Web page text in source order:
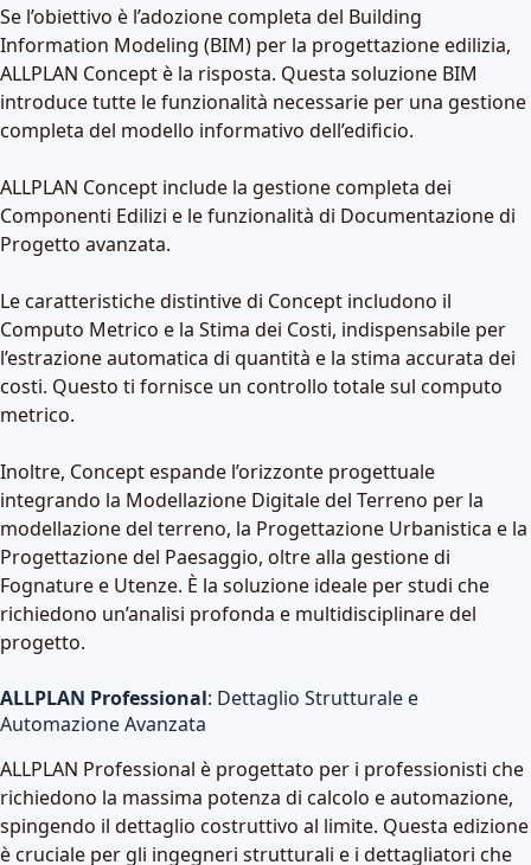
Se l’obiettivo è l’adozione completa del Building
Information Modeling (BIM) per la progettazione edilizia,
ALLPLAN Concept è la risposta. Questa soluzione BIM
introduce tutte le funzionalità necessarie per una gestione
completa del modello informativo dell’edificio.
ALLPLAN Concept include la gestione completa dei
Componenti Edilizi e le funzionalità di Documentazione di
Progetto avanzata.
Le caratteristiche distintive di Concept includono il
Computo Metrico e la Stima dei Costi, indispensabile per
l’estrazione automatica di quantità e la stima accurata dei
costi. Questo ti fornisce un controllo totale sul computo
metrico.
Inoltre, Concept espande l’orizzonte progettuale
integrando la Modellazione Digitale del Terreno per la
modellazione del terreno, la Progettazione Urbanistica e la
Progettazione del Paesaggio, oltre alla gestione di
Fognature e Utenze. È la soluzione ideale per studi che
richiedono un’analisi profonda e multidisciplinare del
progetto.
ALLPLAN Professional: Dettaglio Strutturale e
Automazione Avanzata
ALLPLAN Professional è progettato per i professionisti che
richiedono la massima potenza di calcolo e automazione,
spingendo il dettaglio costruttivo al limite. Questa edizione
è cruciale per gli ingegneri strutturali e i dettagliatori che